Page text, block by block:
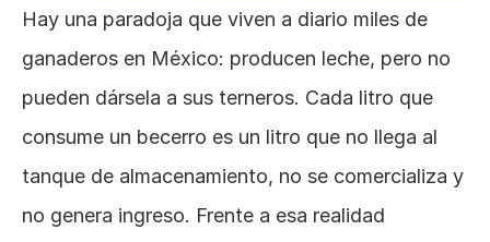
Hay una paradoja que viven a diario miles de
ganaderos en México: producen leche, pero no
pueden dársela a sus terneros. Cada litro que
consume un becerro es un litro que no llega al
tanque de almacenamiento, no se comercializa y
no genera ingreso. Frente a esa realidad